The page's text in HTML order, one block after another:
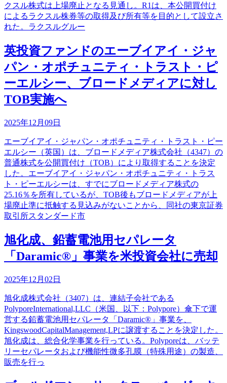
クスル株式は上場廃止となる見通し。R1は、本公開買付け
によるラクスル株券等の取得及び所有等を目的として設立さ
れた。ラクスルグルー
英投資ファンドのエーブイアイ・ジャ
パン・オポチュニティ・トラスト・ピ
ーエルシー、ブロードメディアに対し
TOB実施へ
2025年12月09日
エーブイアイ・ジャパン・オポチュニティ・トラスト・ピー
エルシー（英国）は、ブロードメディア株式会社（4347）の
普通株式を公開買付け（TOB）により取得することを決定
した。エーブイアイ・ジャパン・オポチュニティ・トラス
ト・ピーエルシーは、すでにブロードメディア株式の
25.16％を所有しているが、TOB後もブロードメディアが上
場廃止準に抵触する見込みがないことから、同社の東京証券
取引所スタンダード市
旭化成、鉛蓄電池用セパレータ
「Daramic®」事業を米投資会社に売却
2025年12月02日
旭化成株式会社（3407）は、連結子会社である
PolyporeInternational,LLC（米国、以下：Polypore）傘下で運
営する鉛蓄電池用セパレータ「Daramic®」事業を、
KingswoodCapitalManagement,LPに譲渡することを決定した。
旭化成は、総合化学事業を行っている。Polyporeは、バッテ
リーセパレータおよび機能性微多孔膜（特殊用途）の製造、
販売を行っ